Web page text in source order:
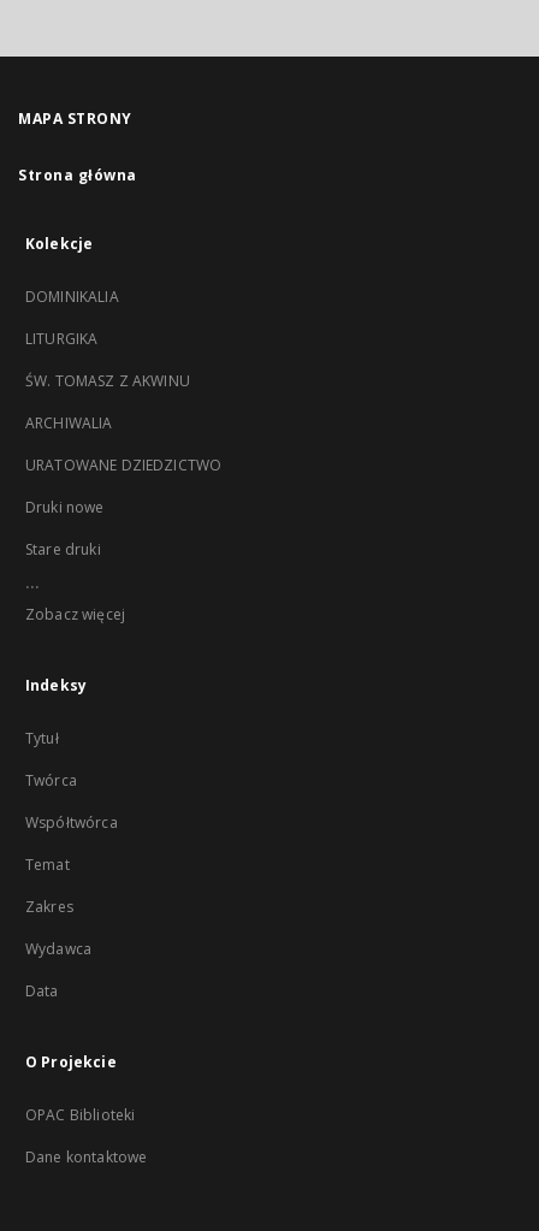
MAPA STRONY
Strona główna
Kolekcje
DOMINIKALIA
LITURGIKA
ŚW. TOMASZ Z AKWINU
ARCHIWALIA
URATOWANE DZIEDZICTWO
Druki nowe
Stare druki
...
Zobacz więcej
Indeksy
Tytuł
Twórca
Współtwórca
Temat
Zakres
Wydawca
Data
O Projekcie
OPAC Biblioteki
Dane kontaktowe